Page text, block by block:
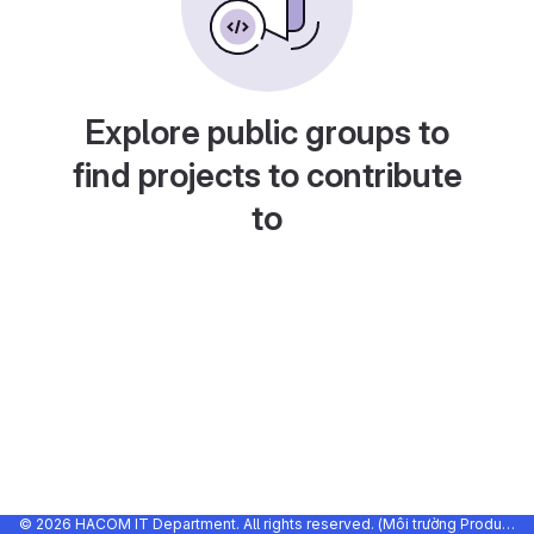
Explore public groups to
find projects to contribute
to
© 2026 HACOM IT Department. All rights reserved. (Môi trường Production)